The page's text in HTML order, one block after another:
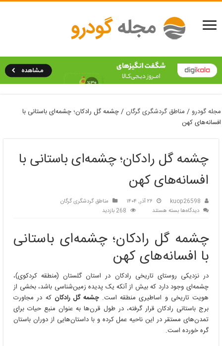
مجله گودرو / مناطق گردشگری گرگان/چشمه گل رادکان؛ چشمه‌ای باستانی با
افسانه‌های کهن
چشمه گل رادکان؛ چشمه‌ای باستانی با
افسانه‌های کهن
kuop26598 ۲۶ آذر, ۱۴۰۴
مناطق گردشگری گرگان
دیدگاه‌هابرای
رادکان؛
چشمه‌ای
باستانی
افسانه‌های
کهن
بسته هستند 268 بازدید
چشمه گل رادکان؛ چشمه‌ای باستانی
با افسانه‌های کهن
در نزدیکی روستای تاریخی رادکان در استان گلستان (منطقه کردکوی)،
چشمه‌ای وجود دارد که بیش از آنکه یک پدیده زمین‌شناسی باشد، بخشی از
هویت تاریخی و اساطیری منطقه است.چشمه گل رادکان که در مجاورت
برج باستانی رادکان قرار گرفته، در طول قرن‌ها به عنوان منبع حیات برای
تمدن‌های مستقر در این ناحیه عمل کرده و با داستان‌هایی از دوران باستان
گره خورده است.